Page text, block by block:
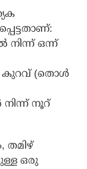
ഒന്ന്
കുറവ് (തൊള്‍
നിന്ന് നൂറ്
തമിഴ്
ഒരു